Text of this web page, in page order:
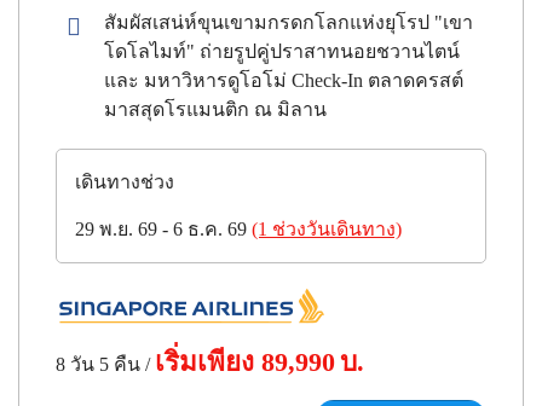
สัมผัสเสน่ห์ขุนเขามกรดกโลกแห่งยุโรป "เขา
โดโลไมท์" ถ่ายรูปคู่ปราสาทนอยชวานไตน์
และ มหาวิหารดูโอโม่ Check-In ตลาดครสต์
มาสสุดโรแมนติก ณ มิลาน
เดินทางช่วง
29 พ.ย. 69 - 6 ธ.ค. 69 (1 ช่วงวันเดินทาง)
8 วัน 5 คืน / เริ่มเพียง 89,990บ.